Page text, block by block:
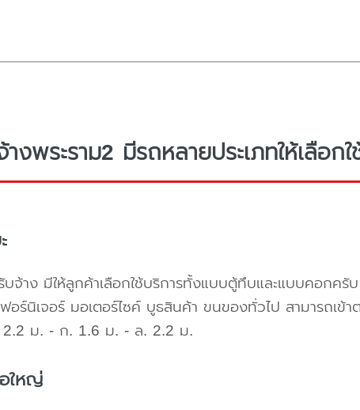
งพระราม2 มีรถหลายประเภทให้เลือก
บจ้าง มีให้ลูกค้าเลือกใช้บริการทั้งแบบตู้ทึบและแบบคอก
อร์นิเจอร์ มอเตอร์ไซค์ บูธสินค้า ขนของทั่วไป สามารถเข้
ม. - ก. 1.6 ม. - ล. 2.2 ม.
ใหญ่